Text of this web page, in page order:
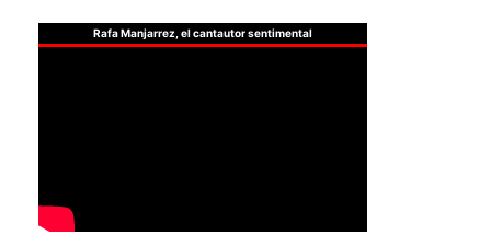
Rafa Manjarrez, el cantautor sentimental